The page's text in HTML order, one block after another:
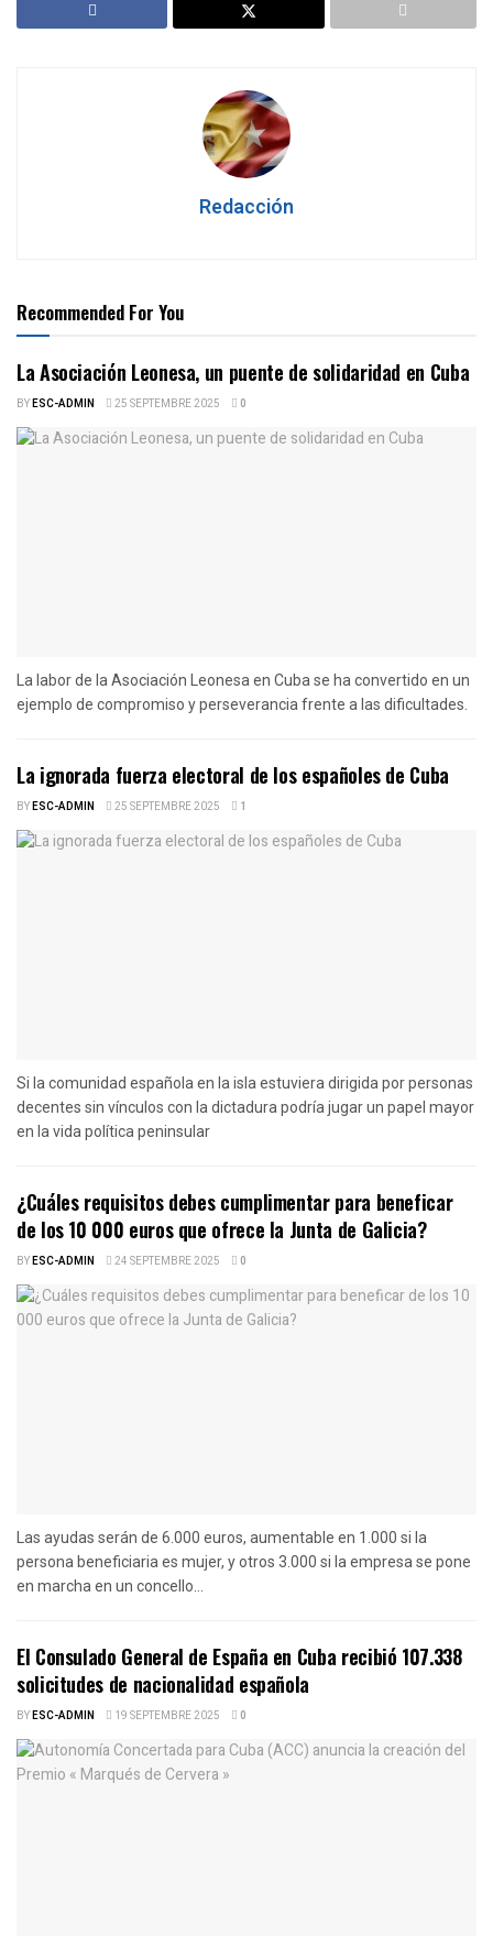
Redacción
Recommended For You
La Asociación Leonesa, un puente de solidaridad en Cuba
BYESC-ADMIN 25 SEPTEMBRE 2025 0
La labor de la Asociación Leonesa en Cuba se ha convertido en un
ejemplo de compromiso y perseverancia frente a las dificultades.
La ignorada fuerza electoral de los españoles de Cuba
BYESC-ADMIN 25 SEPTEMBRE 2025 1
Si la comunidad española en la isla estuviera dirigida por personas
decentes sin vínculos con la dictadura podría jugar un papel mayor
en la vida política peninsular
¿Cuáles requisitos debes cumplimentar para beneficar
de los 10 000 euros que ofrece la Junta de Galicia?
BYESC-ADMIN 24 SEPTEMBRE 2025 0
Las ayudas serán de 6.000 euros, aumentable en 1.000 si la
persona beneficiaria es mujer, y otros 3.000 si la empresa se pone
en marcha en un concello...
El Consulado General de España en Cuba recibió 107.338
solicitudes de nacionalidad española
BYESC-ADMIN 19 SEPTEMBRE 2025 0